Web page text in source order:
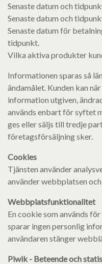
Senaste datum och
Senaste datum och
Senaste datum för
tidpunkt.
Vilka aktiva produkter
Informationen sparas så
ändamålet. Kunden kan
information utgiven,
används enbart för syftet
ges eller säljs till tredje
företagsförsäljning sker.
Cookies
Tjänsten använder
använder webbplatsen
Webbplatsfunktionalitet
En cookie som används
sparar ingen personlig
användaren stänger
Piwik - Beteende och